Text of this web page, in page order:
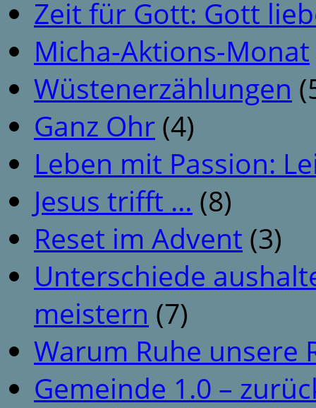
Zeit für Gott: Gott
Micha-Aktions-Monat
Wüstenerzählungen
Ganz Ohr (4)
Leben mit Passion:
Jesus trifft … (8)
Reset im Advent (3)
Unterschiede
meistern (7)
Warum Ruhe unsere
Gemeinde 1.0 –